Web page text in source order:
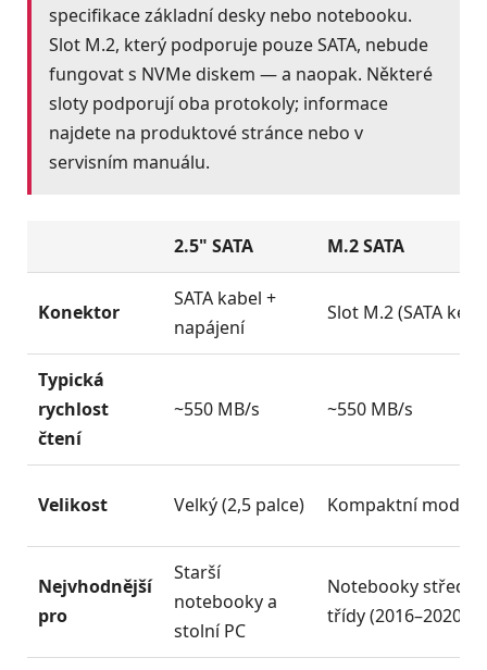
specifikace základní desky nebo notebooku.
Slot M.2, který podporuje pouze SATA, nebude
fungovat s NVMe diskem — a naopak. Některé
sloty podporují oba protokoly; informace
najdete na produktové stránce nebo v
servisním manuálu.
2.5" SATA M.2 SATA
Konektor
SATA kabel +
napájení
Slot M.2 (SATA key)
Typická
rychlost
čtení
~550 MB/s ~550 MB/s
Velikost Velký (2,5 palce) Kompaktní modul
Nejvhodnější
pro
Starší
notebooky a
stolní PC
Notebooky střední
třídy (2016–2020)